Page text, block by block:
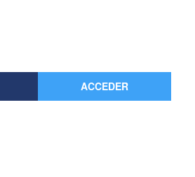
ACCEDER